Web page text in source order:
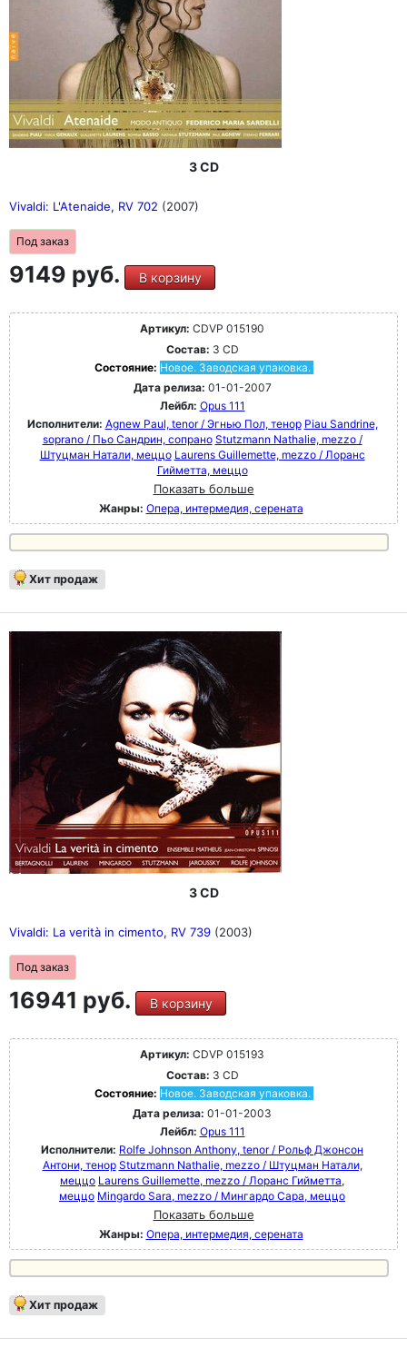
3 CD
Vivaldi: L'Atenaide, RV 702 (2007)
Под заказ
9149 руб. В корзину
Артикул: CDVP 015190
Состав: 3 CD
Состояние: Новое. Заводская упаковка.
Дата релиза: 01-01-2007
Лейбл: Opus 111
Исполнители: Agnew Paul, tenor / Эгнью Пол, тенор Piau Sandrine,
soprano / Пьо Сандрин, сопрано Stutzmann Nathalie, mezzo /
Штуцман Натали, меццо Laurens Guillemette, mezzo / Лоранс
Гийметта, меццо
Показать больше
Жанры: Опера, интермедия, серената
Хит продаж
3 CD
Vivaldi: La verità in cimento, RV 739 (2003)
Под заказ
16941 руб. В корзину
Артикул: CDVP 015193
Состав: 3 CD
Состояние: Новое. Заводская упаковка.
Дата релиза: 01-01-2003
Лейбл: Opus 111
Исполнители: Rolfe Johnson Anthony, tenor / Рольф Джонсон
Антони, тенор Stutzmann Nathalie, mezzo / Штуцман Натали,
меццо Laurens Guillemette, mezzo / Лоранс Гийметта,
меццо Mingardo Sara, mezzo / Мингардо Сара, меццо
Показать больше
Жанры: Опера, интермедия, серената
Хит продаж